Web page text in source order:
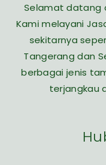
Selamat datang
Kami melayani
sekitarnya
Tangerang dan
berbagai jenis
terjangkau